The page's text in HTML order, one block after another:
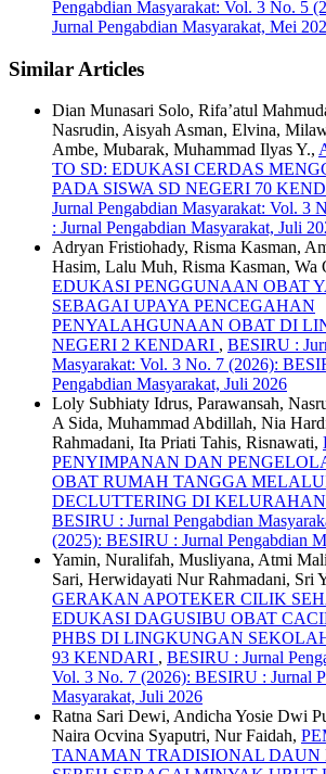
Pengabdian Masyarakat: Vol. 3 No. 5
Jurnal Pengabdian Masyarakat, Mei
Similar Articles
Dian Munasari Solo, Rifa’atul
Nasrudin, Aisyah Asman, Elvina,
Ambe, Mubarak, Muhammad Ilyas Y.,
TO SD: EDUKASI CERDAS
PADA SISWA SD NEGERI 70
Jurnal Pengabdian Masyarakat: Vol. 3
: Jurnal Pengabdian Masyarakat, Juli
Adryan Fristiohady, Risma Kasman,
Hasim, Lalu Muh, Risma Kasman, Wa
EDUKASI PENGGUNAAN OBAT
SEBAGAI UPAYA PENCEGAHAN
PENYALAHGUNAAN OBAT DI
NEGERI 2 KENDARI , BESIRU :
Masyarakat: Vol. 3 No. 7 (2026):
Pengabdian Masyarakat, Juli 2026
Loly Subhiaty Idrus, Parawansah,
A Sida, Muhammad Abdillah, Nia
Rahmadani, Ita Priati Tahis, Risnawati,
PENYIMPANAN DAN
OBAT RUMAH TANGGA
DECLUTTERING DI
BESIRU : Jurnal Pengabdian
(2025): BESIRU : Jurnal Pengabdian
Yamin, Nuralifah, Musliyana, Atmi
Sari, Herwidayati Nur Rahmadani, Sri
GERAKAN APOTEKER CILIK
EDUKASI DAGUSIBU OBAT
PHBS DI LINGKUNGAN
93 KENDARI , BESIRU : Jurnal
Vol. 3 No. 7 (2026): BESIRU : Jurnal
Masyarakat, Juli 2026
Ratna Sari Dewi, Andicha Yosie Dwi
Naira Ocvina Syaputri, Nur Faidah,
TANAMAN TRADISIONAL DAUN